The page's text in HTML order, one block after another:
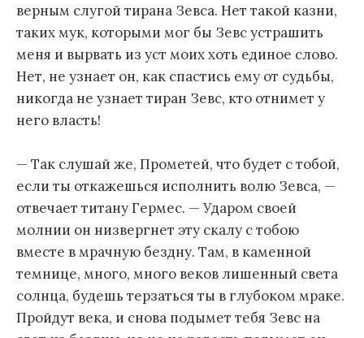
верным слугой тирана Зевса. Нет такой казни,
таких мук, которыми мог бы Зевс устрашить
меня и вырвать из уст моих хоть единое слово.
Нет, не узнает он, как спастись ему от судьбы,
никогда не узнает тиран Зевс, кто отнимет у
него власть!
— Так слушай же, Прометей, что будет с тобой,
если ты откажешься исполнить волю Зевса, —
отвечает титану Гермес. — Ударом своей
молнии он низвергнет эту скалу с тобою
вместе в мрачную бездну. Там, в каменной
темнице, много, много веков лишенный света
солнца, будешь терзаться ты в глубоком мраке.
Пройдут века, и снова подымет тебя Зевс на